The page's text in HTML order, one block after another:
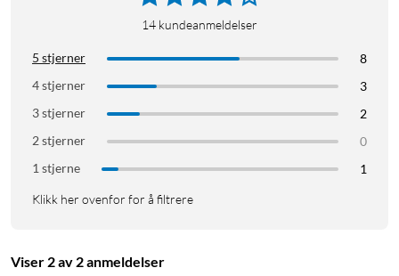
14 kundeanmeldelser
5 stjerner
8
4 stjerner
3
3 stjerner
2
2 stjerner
0
1 stjerne
1
Klikk her ovenfor for å filtrere
Viser 2 av 2 anmeldelser